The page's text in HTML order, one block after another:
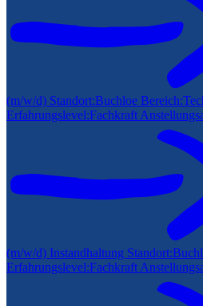
(m/w/d) Standort:Buchloe Bereich:
Erfahrungslevel:Fachkraft
(m/w/d) Instandhaltung Standort:
Erfahrungslevel:Fachkraft